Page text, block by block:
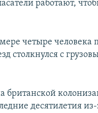
работают,
четыре человека
столкнулся с
британской
десятилетия